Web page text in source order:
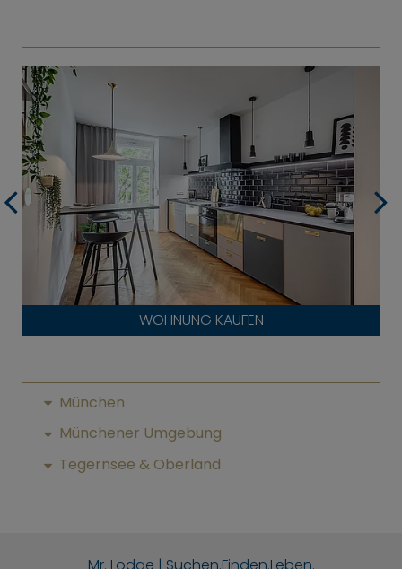
WOHNUNG KAUFEN
München
Münchener Umgebung
Tegernsee & Oberland
Mr. Lodge | Suchen.Finden.Leben.